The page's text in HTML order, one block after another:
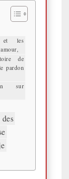
et les
de
pardon
sur